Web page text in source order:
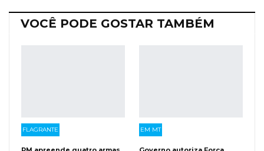
VOCÊ PODE GOSTAR TAMBÉM
FLAGRANTE EM MT